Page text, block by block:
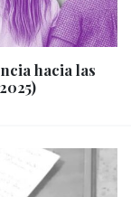
hacia las